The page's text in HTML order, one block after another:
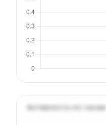
Активность по часам